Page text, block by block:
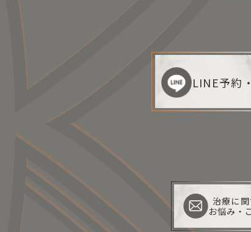
LINE予約
治療に関
お悩み・